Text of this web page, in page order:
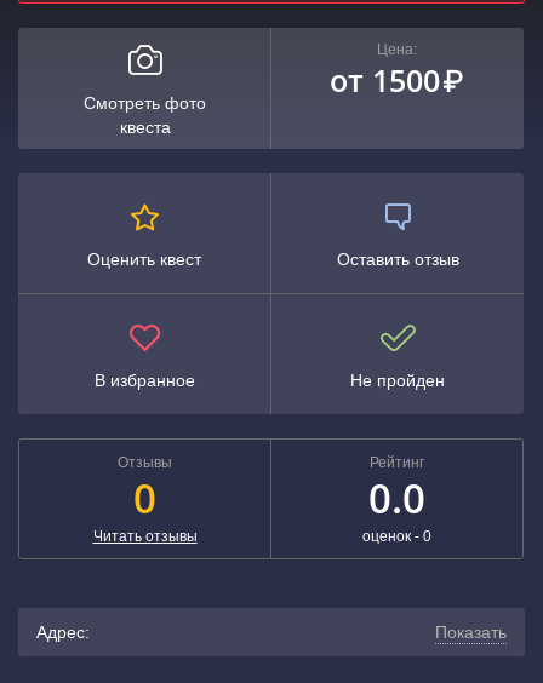
Смотреть фото
квеста
Цена:
от 1500₽
Оценить квест Оставить отзыв
В избранное Не пройден
Отзывы
0
Читать отзывы
Рейтинг
0.0
оценок - 0
Адрес: Показать